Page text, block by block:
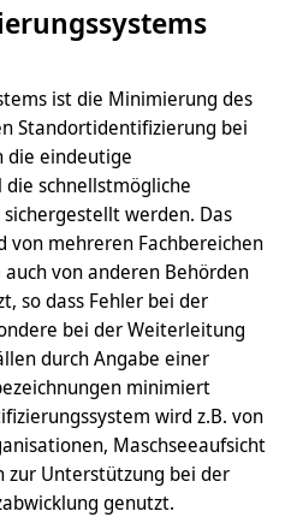
ist die Minimierung des
Standortidentifizierung bei
die eindeutige
schnellstmögliche
werden. Das
mehreren Fachbereichen
von anderen Behörden
so dass Fehler bei der
bei der Weiterleitung
durch Angabe einer
minimiert
wird z.B. von
Maschseeaufsicht
zur Unterstützung bei der
genutzt.